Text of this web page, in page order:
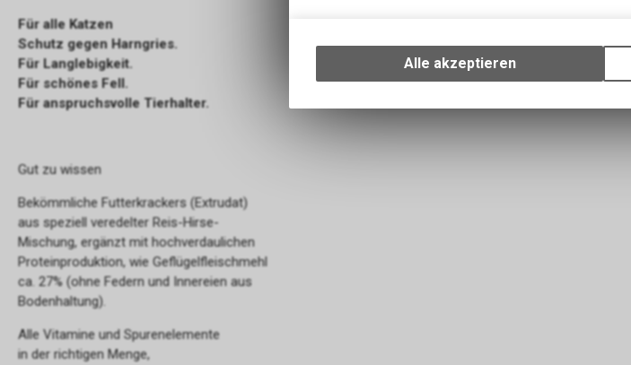
Für alle Katzen
Schutz gegen Harngries.
Für Langlebigkeit.
Für schönes Fell.
Für anspruchsvolle Tierhalter.
Gut zu wissen
Bekömmliche Futterkrackers (Extrudat)
aus speziell veredelter Reis-Hirse-
Mischung, ergänzt mit hochverdaulichen
Proteinproduktion, wie Geflügelfleischmehl
ca. 27% (ohne Federn und Innereien aus
Bodenhaltung).
Alle Vitamine und Spurenelemente
in der richtigen Menge,
Ihrem Gerät, um die grundlegenden
Verwendung des Warenkorbs, zu
zulassen.
Alle akzeptieren